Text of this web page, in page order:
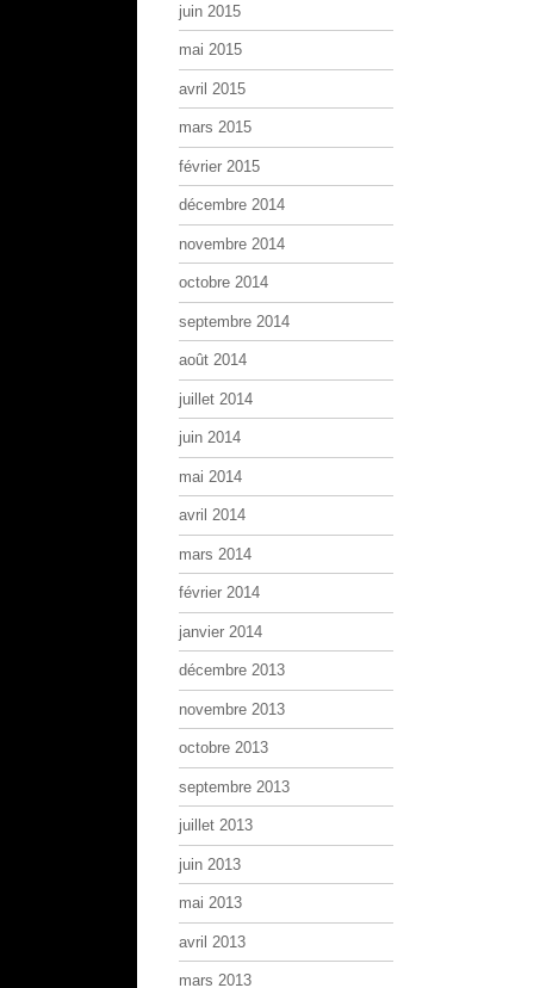
juin 2015
mai 2015
avril 2015
mars 2015
février 2015
décembre 2014
novembre 2014
octobre 2014
septembre 2014
août 2014
juillet 2014
juin 2014
mai 2014
avril 2014
mars 2014
février 2014
janvier 2014
décembre 2013
novembre 2013
octobre 2013
septembre 2013
juillet 2013
juin 2013
mai 2013
avril 2013
mars 2013